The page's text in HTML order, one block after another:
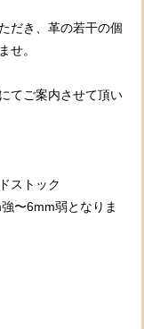
だき、革の若干の個
せ。
てご案内させて頂い
ストック
〜6mm弱となりま